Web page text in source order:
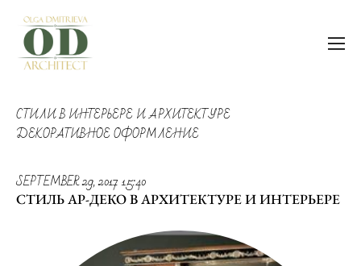
СТИЛИ В ИНТЕРЬЕРЕ И АРХИТЕКТУРЕ
ДЕКОРАТИВНОЕ ОФОРМЛЕНИЕ
SEPTEMBER 29, 2017 15:40
СТИЛЬ АР-ДЕКО В АРХИТЕКТУРЕ И ИНТЕРЬЕРЕ